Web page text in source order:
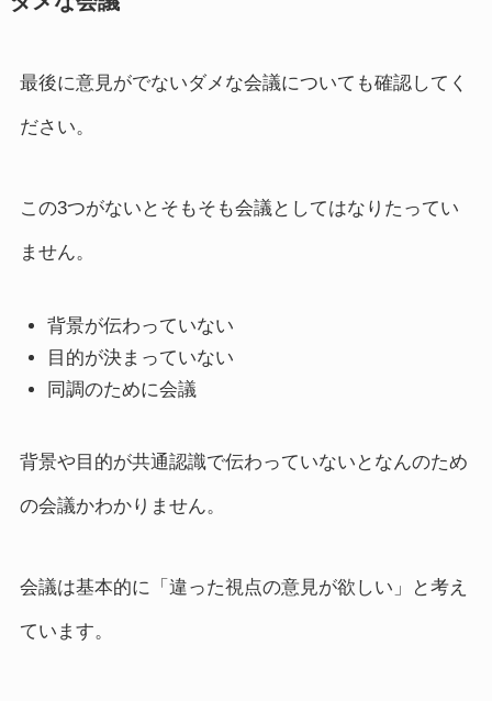
最後に意見がでないダメな会議についても確認してく
ださい。
この3つがないとそもそも会議としてはなりたってい
ません。
背景が伝わっていない
目的が決まっていない
同調のために会議
背景や目的が共通認識で伝わっていないとなんのため
の会議かわかりません。
会議は基本的に「違った視点の意見が欲しい」と考え
ています。